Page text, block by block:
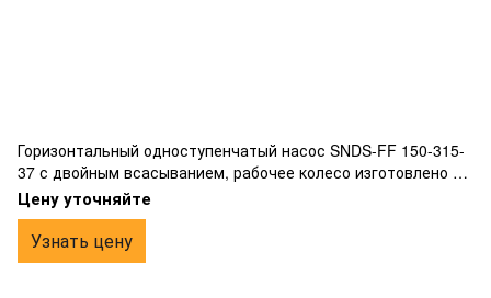
Горизонтальный одноступенчатый насос SNDS-FF 150-315-
37 с двойным всасыванием, рабочее колесо изготовлено из
бронзы, фланцевым подключением.
Цену уточняйте
Узнать цену